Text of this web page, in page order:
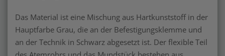
Das Material ist eine Mischung aus Hartkunststoff in der
Hauptfarbe Grau, die an der Befestigungsklemme und
an der Technik in Schwarz abgesetzt ist. Der flexible Teil